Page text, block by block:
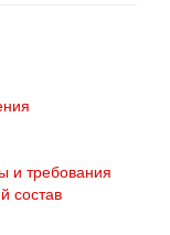
и требования
состав